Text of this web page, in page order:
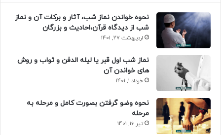
نحوه خواندن نماز شب، آثار و برکات آن و نماز
شب از دیدگاه قرآن،احادیث و بزرگان
اردیبهشت 27, 1401
نماز شب اول قبر یا لیله الدفن و ثواب و روش
های خواندن آن
خرداد 1, 1401
نحوه وضو گرفتن بصورت کامل و مرحله به
مرحله
تیر 16, 1401